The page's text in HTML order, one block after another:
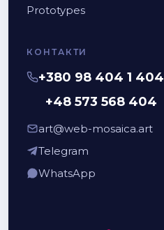
Prototypes
КОНТАКТИ
+380 98 404 1 404
+48 573 568 404
art@web-mosaica.art
Telegram
WhatsApp